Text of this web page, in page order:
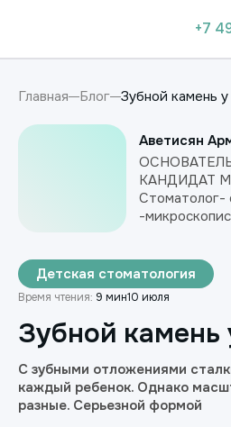
+7
Главная Блог Зубной камень
Детская стоматология
Время чтения: 9 мин10 июля
Зубной камень
С зубными отложениями
каждый ребенок. Однако
разные. Серьезной формой
Аветисян
КАНДИДАТ
Стоматолог-
-